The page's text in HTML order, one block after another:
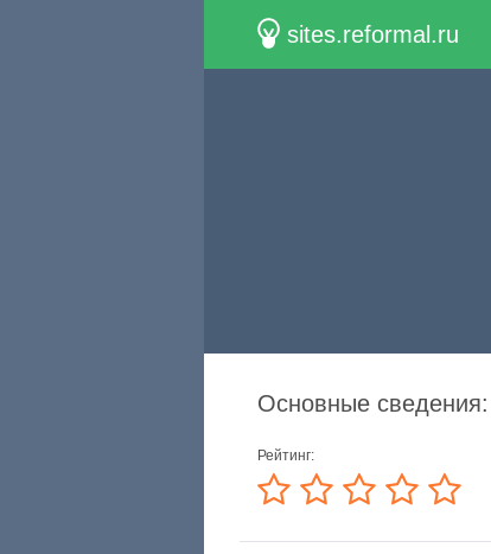
sites.reformal.ru
Основные сведения:
Рейтинг: